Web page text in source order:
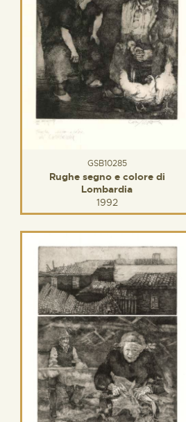
GSB10285
Rughe segno e colore di
Lombardia
1992